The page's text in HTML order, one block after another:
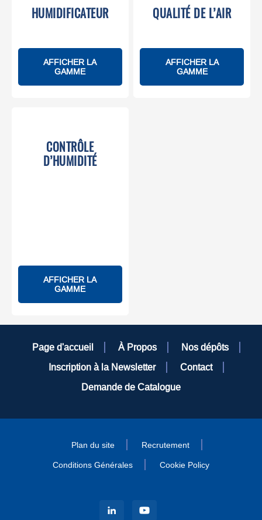
HUMIDIFICATEUR
AFFICHER LA
GAMME
QUALITÉ DE L’AIR
AFFICHER LA
GAMME
CONTRÔLE
D’HUMIDITÉ
AFFICHER LA
GAMME
Page d'accueil À Propos
Nos dépôts
Inscription à la Newsletter
Contact
Demande de Catalogue
Plan du site Recrutement
Conditions Générales Cookie Policy